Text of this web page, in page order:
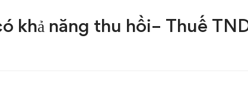
khả năng thu hồi– Thuế